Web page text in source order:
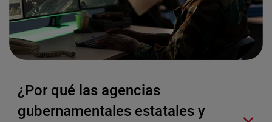
¿Por qué las agencias
gubernamentales estatales y